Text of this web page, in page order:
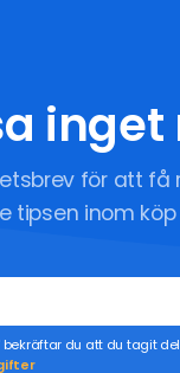
för att
tipsen inom köp
du att du tagit